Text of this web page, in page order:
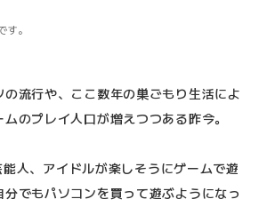
す。
流行や、ここ数年の巣ごもり生活によ
のプレイ人口が増えつつある昨今。
人、アイドルが楽しそうにゲームで遊
でもパソコンを買って遊ぶようになっ